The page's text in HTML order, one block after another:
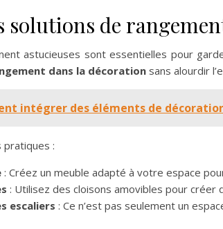
solutions de
astucieuses sont essentielles pour
dans la décoration sans alourdir
intégrer des éléments de
pratiques :
: Créez un meuble adapté à votre espace
: Utilisez des cloisons amovibles pour créer
escaliers : Ce n’est pas seulement un